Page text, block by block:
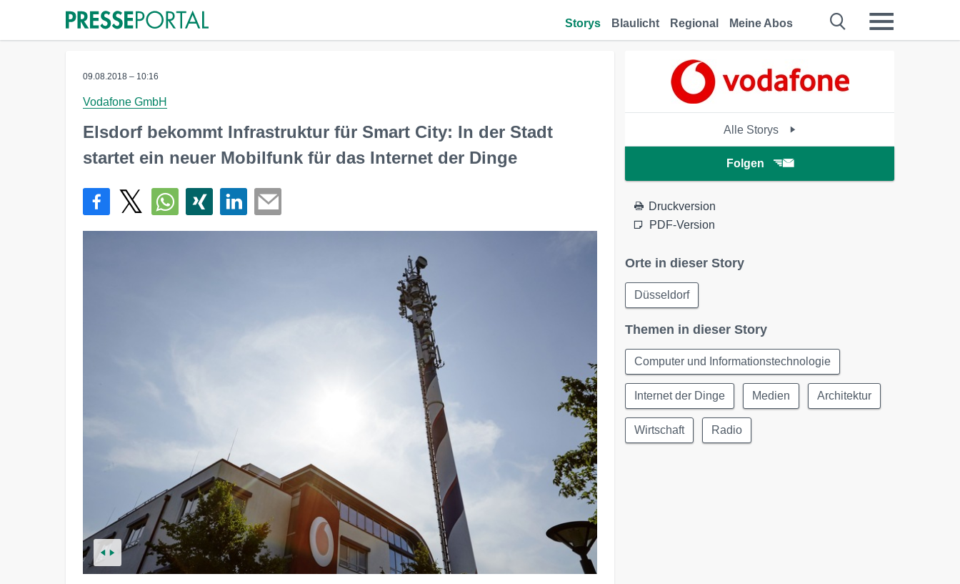
Storys Blaulicht Regional Meine Abos
09.08.2018 – 10:16
Vodafone GmbH
Elsdorf bekommt Infrastruktur für Smart City: In der Stadt
startet ein neuer Mobilfunk für das Internet der Dinge
Alle Storys
Folgen
Druckversion
PDF-Version
Orte in dieser Story
Düsseldorf
Themen in dieser Story
Computer und Informationstechnologie
Internet der Dinge Medien Architektur
Wirtschaft Radio